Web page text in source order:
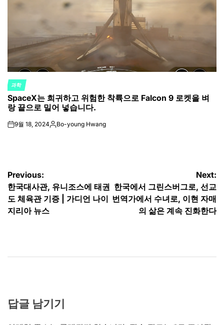
POSTED
IN
과학
SpaceX는 희귀하고 위험한 착륙으로 Falcon 9 로켓을 벼
랑 끝으로 밀어 넣습니다.
on9월 18, 2024Posted
Bo-young Hwang
글
탐
색
Previous:
한국대사관, 유니조스에 태권
도 체육관 기증 | 가디언 나이
지리아 뉴스
Next:
한국에서 그린스버그로, 선교
번역가에서 수녀로, 이현 자매
의 삶은 계속 진화한다
답글 남기기